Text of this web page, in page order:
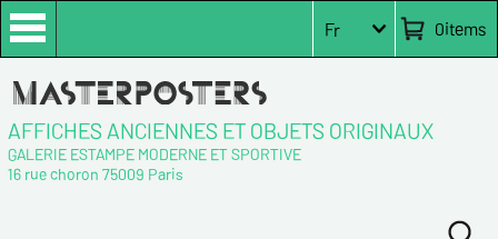
0items
Fr
AFFICHES ANCIENNES ET OBJETS ORIGINAUX
GALERIE ESTAMPE MODERNE ET SPORTIVE
16 rue choron 75009 Paris